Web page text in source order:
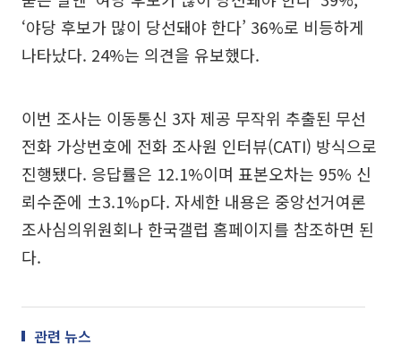
‘야당 후보가 많이 당선돼야 한다’ 36%로 비등하게
나타났다. 24%는 의견을 유보했다.
이번 조사는 이동통신 3자 제공 무작위 추출된 무선
전화 가상번호에 전화 조사원 인터뷰(CATI) 방식으로
진행됐다. 응답률은 12.1%이며 표본오차는 95% 신
뢰수준에 ±3.1%p다. 자세한 내용은 중앙선거여론
조사심의위원회나 한국갤럽 홈페이지를 참조하면 된
다.
관련 뉴스